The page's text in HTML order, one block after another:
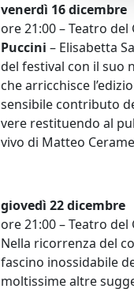
venerdì 16 dicembre
ore 21:00 – Teatro del
Puccini – Elisabetta
del festival con il suo
che arricchisce
sensibile contributo
vere restituendo al
vivo di Matteo
giovedì 22 dicembre
ore 21:00 – Teatro del
Nella ricorrenza del
fascino inossidabile
moltissime altre